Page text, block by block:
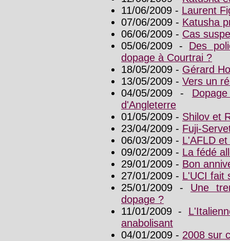
11/06/2009 - Laurent
07/06/2009 - Katusha
06/06/2009 - Cas
05/06/2009 - Des
dopage à Courtrai ?
18/05/2009 - Gérard
13/05/2009 - Vers un
04/05/2009 -
d'Angleterre
01/05/2009 - Shilov et
23/04/2009 - Fuji-
06/03/2009 - L'AFLD
09/02/2009 - La fédé
29/01/2009 - Bon
27/01/2009 - L'UCI fait
25/01/2009 - Une
dopage ?
11/01/2009 -
anabolisant
04/01/2009 - 2008 sur